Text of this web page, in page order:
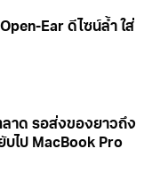
Ear ดีไซน์ล้ำ ใส่
ลาด รอส่งของยาวถึง
ไป MacBook Pro